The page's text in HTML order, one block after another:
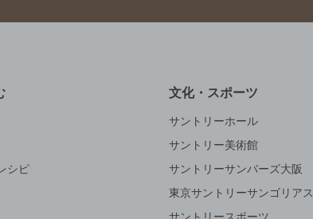
シピ
文化・スポーツ
サントリーホール
サントリー美術館
サントリーサンバーズ大阪
東京サントリーサンゴリアス